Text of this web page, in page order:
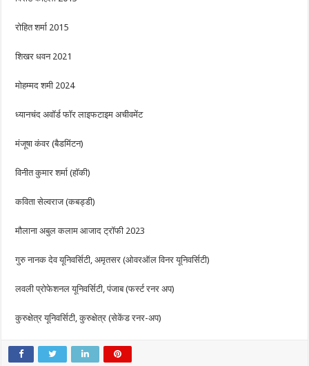
रोहित शर्मा 2015
शिखर धवन 2021
मोहम्मद शमी 2024
ध्यानचंद अवॉर्ड फॉर लाइफटाइम अचीवमेंट
मंजूषा कंवर (बैडमिंटन)
विनीत कुमार शर्मा (हॉकी)
कविता सेल्वराज (कबड्डी)
मौलाना अबुल कलाम आजाद ट्रॉफी 2023
गुरु नानक देव यूनिवर्सिटी, अमृतसर (ओवरऑल विनर यूनिवर्सिटी)
लवली प्रोफेशनल यूनिवर्सिटी, पंजाब (फर्स्ट रनर अप)
कुरुक्षेत्र यूनिवर्सिटी, कुरुक्षेत्र (सेकेंड रनर-अप)